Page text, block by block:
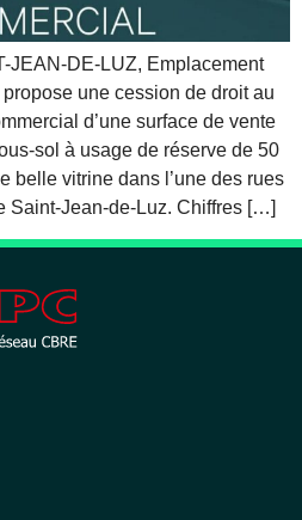
JEAN-DE-LUZ, Emplacement
une cession de droit au
d’une surface de vente
sol à usage de réserve de 50
belle vitrine dans l’une des rues
Saint-Jean-de-Luz. Chiffres […]